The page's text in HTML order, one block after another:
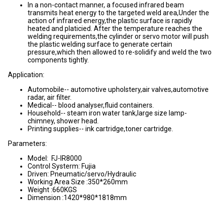
In a non-contact manner, a focused infrared beam
transmits heat energy to the targeted weld area,Under the
action of infrared energy,the plastic surface is rapidly
heated and platicied. After the temperature reaches the
welding requirements,the cylinder or servo motor will push
the plastic welding surface to generate certain
pressure,which then allowed to re-solidify and weld the two
components tightly.
Application:
Automobile-- automotive upholstery,air valves,automotive
radar, air filter.
Medical-- blood analyser,fluid containers.
Household-- steam iron water tank,large size lamp-
chimney, shower head.
Printing supplies-- ink cartridge,toner cartridge.
Parameters:
Model: FJ-IR8000
Control Systerm: Fujia
Driven: Pneumatic/servo/Hydraulic
Working Area Size :350*260mm
Weight :660KGS
Dimension :1420*980*1818mm